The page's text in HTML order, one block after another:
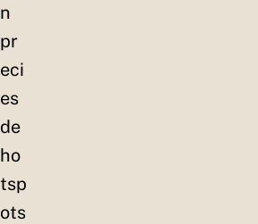
n
pr
eci
es
de
ho
tsp
ots